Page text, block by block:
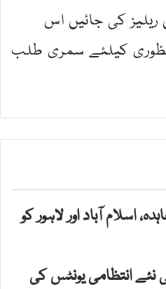
ریلیز کی جائیں اس
کیلئے سمری طلب
اسلام آباد اور لاہور کو
انتظامی یونٹس کی